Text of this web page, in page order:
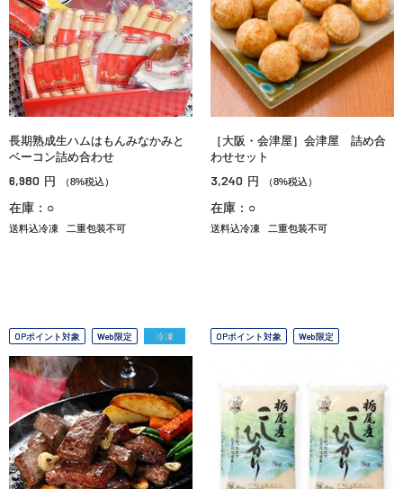
長期熟成生ハムはもんみなかみと
ベーコン詰め合わせ
6,980 円 （8%税込）
在庫：○
送料込冷凍 二重包装不可
［大阪・会津屋］会津屋 詰め合
わせセット
3,240 円 （8%税込）
在庫：○
送料込冷凍 二重包装不可
OPポイント対象 Web限定 冷凍 OPポイント対象 Web限定